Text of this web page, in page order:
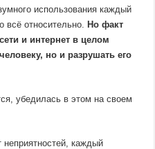
использования каждый
всё относительно.
Но факт
и интернет в целом
но и разрушать его
убедилась в этом на своем
неприятностей, каждый